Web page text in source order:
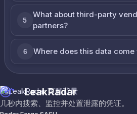
5
What about third-party
partners?
6 Where does this data come
LeakRadar
几秒内搜索、监控并处置泄露的凭证。